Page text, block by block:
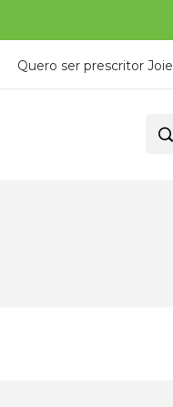
Quero ser prescritor Joie